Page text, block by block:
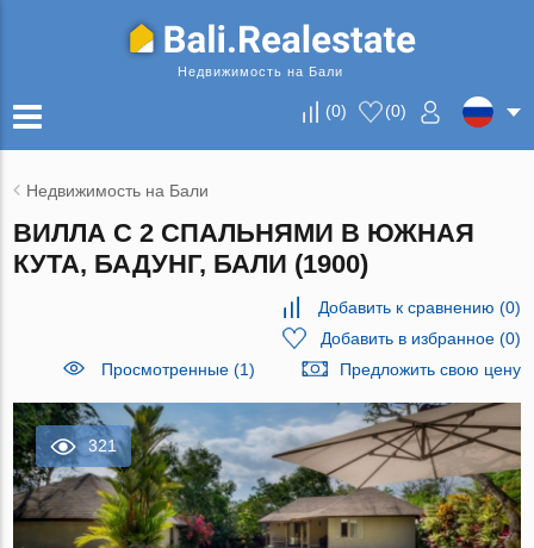
Недвижимость на Бали
(0) (0)
Недвижимость на Бали
ВИЛЛА С 2 СПАЛЬНЯМИ В ЮЖНАЯ
КУТА, БАДУНГ, БАЛИ (1900)
Добавить к сравнению (0)
Добавить в избранное(0)
Просмотренные (1)
Предложить свою цену
321